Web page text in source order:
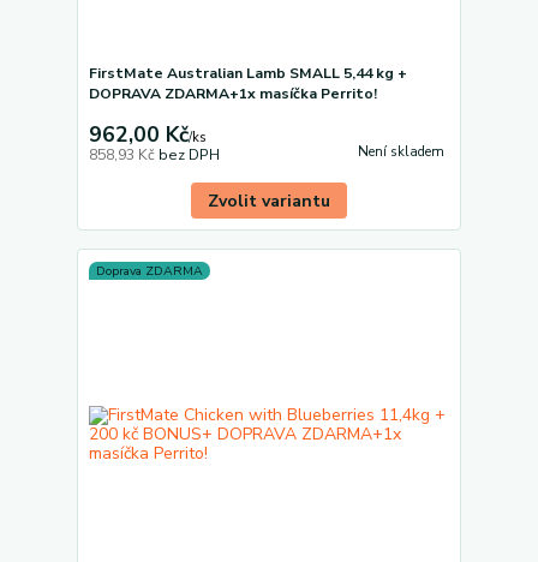
FirstMate Australian Lamb SMALL 5,44 kg +
DOPRAVA ZDARMA+1x masíčka Perrito!
962,00 Kč/ks
858,93 Kč bez DPH Není skladem
Zvolit variantu
Doprava ZDARMA